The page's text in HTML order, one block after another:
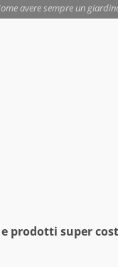
avere sempre un
prodotti super